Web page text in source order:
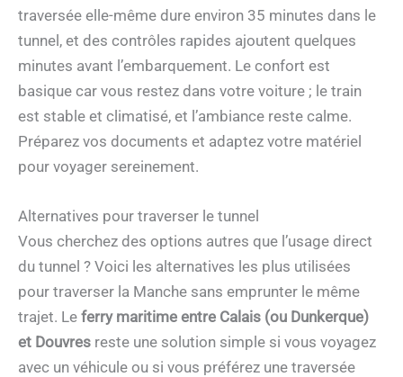
traversée elle-même dure environ 35 minutes dans le
tunnel, et des contrôles rapides ajoutent quelques
minutes avant l’embarquement. Le confort est
basique car vous restez dans votre voiture ; le train
est stable et climatisé, et l’ambiance reste calme.
Préparez vos documents et adaptez votre matériel
pour voyager sereinement.
Alternatives pour traverser le tunnel
Vous cherchez des options autres que l’usage direct
du tunnel ? Voici les alternatives les plus utilisées
pour traverser la Manche sans emprunter le même
trajet. Le ferry maritime entre Calais (ou Dunkerque)
et Douvres reste une solution simple si vous voyagez
avec un véhicule ou si vous préférez une traversée